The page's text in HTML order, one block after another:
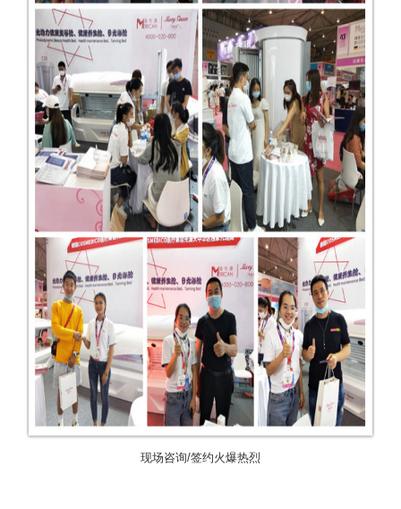
现场咨询/签约火爆热烈